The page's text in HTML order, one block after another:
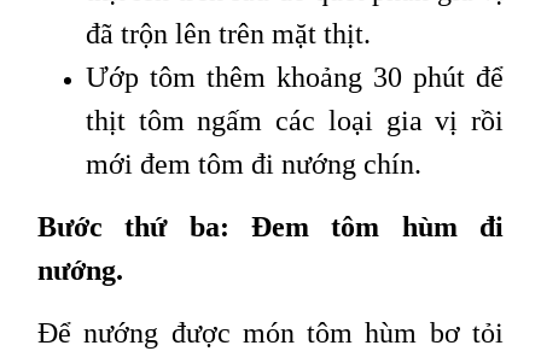
đã trộn lên trên mặt thịt.
Ướp tôm thêm khoảng 30 phút để
thịt tôm ngấm các loại gia vị rồi
mới đem tôm đi nướng chín.
Bước thứ ba: Đem tôm hùm đi
nướng.
Để nướng được món tôm hùm bơ tỏi